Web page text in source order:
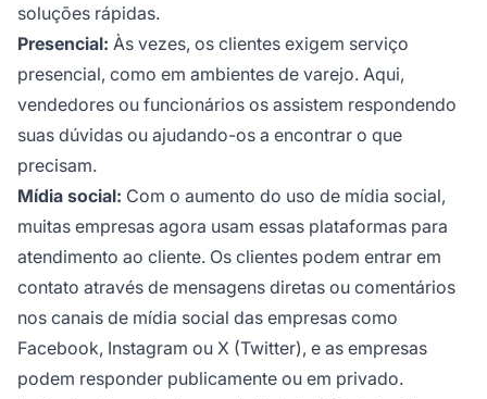
soluções rápidas.
Presencial: Às vezes, os clientes exigem serviço
presencial, como em ambientes de varejo. Aqui,
vendedores ou funcionários os assistem respondendo
suas dúvidas ou ajudando-os a encontrar o que
precisam.
Mídia social: Com o aumento do uso de mídia social,
muitas empresas agora usam essas plataformas para
atendimento ao cliente. Os clientes podem entrar em
contato através de mensagens diretas ou comentários
nos canais de mídia social das empresas como
Facebook, Instagram ou X (Twitter), e as empresas
podem responder publicamente ou em privado.